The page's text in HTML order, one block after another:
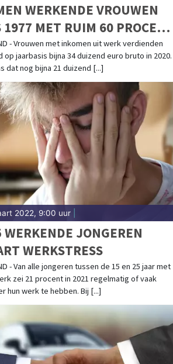
WERKENDE VROUWEN
1977 MET RUIM 60 PROCENT
- Vrouwen met inkomen uit werk verdienden
op jaarbasis bijna 34 duizend euro bruto in 2020.
dat nog bijna 21 duizend [...]
2022, 9:00 uur|
WERKENDE JONGEREN
WERKSTRESS
- Van alle jongeren tussen de 15 en 25 jaar met
zei 21 procent in 2021 regelmatig of vaak
hun werk te hebben. Bij [...]